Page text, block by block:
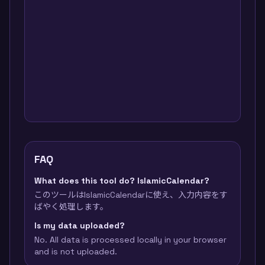
FAQ
What does this tool do? IslamicCalendar?
このツールはIslamicCalendarに使え、入力内容をす
ばやく処理します。
Is my data uploaded?
No. All data is processed locally in your browser
and is not uploaded.